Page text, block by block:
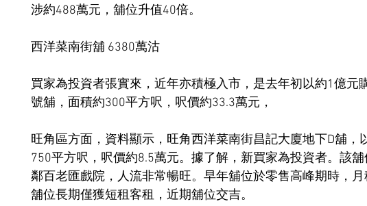
涉約488萬元，舖位升值40倍。
西洋菜南街舖 6380萬沽
買家為投資者張實來，近年亦積極入市，是去年初以約1億元
號舖，面積約300平方呎，呎價約33.3萬元，
旺角區方面，資料顯示，旺角西洋菜南街昌記大廈地下D舖，
750平方呎，呎價約8.5萬元。據了解，新買家為投資者。該
鄰百老匯戲院，人流非常暢旺。早年舖位於零售高峰期時，
舖位長期僅獲短租客租，近期舖位交吉。